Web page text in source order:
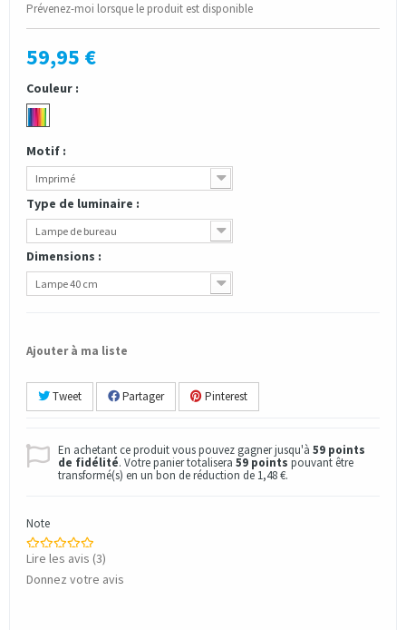
Prévenez-moi lorsque le produit est disponible
59,95 €
Couleur :
Motif :
Imprimé
Type de luminaire :
Lampe de bureau
Dimensions :
Lampe 40 cm
Ajouter à ma liste
Tweet Partager Pinterest
En achetant ce produit vous pouvez gagner jusqu'à 59 points
de fidélité. Votre panier totalisera 59 points pouvant être
transformé(s) en un bon de réduction de 1,48 €.
Note
Lire les avis (3)
Donnez votre avis